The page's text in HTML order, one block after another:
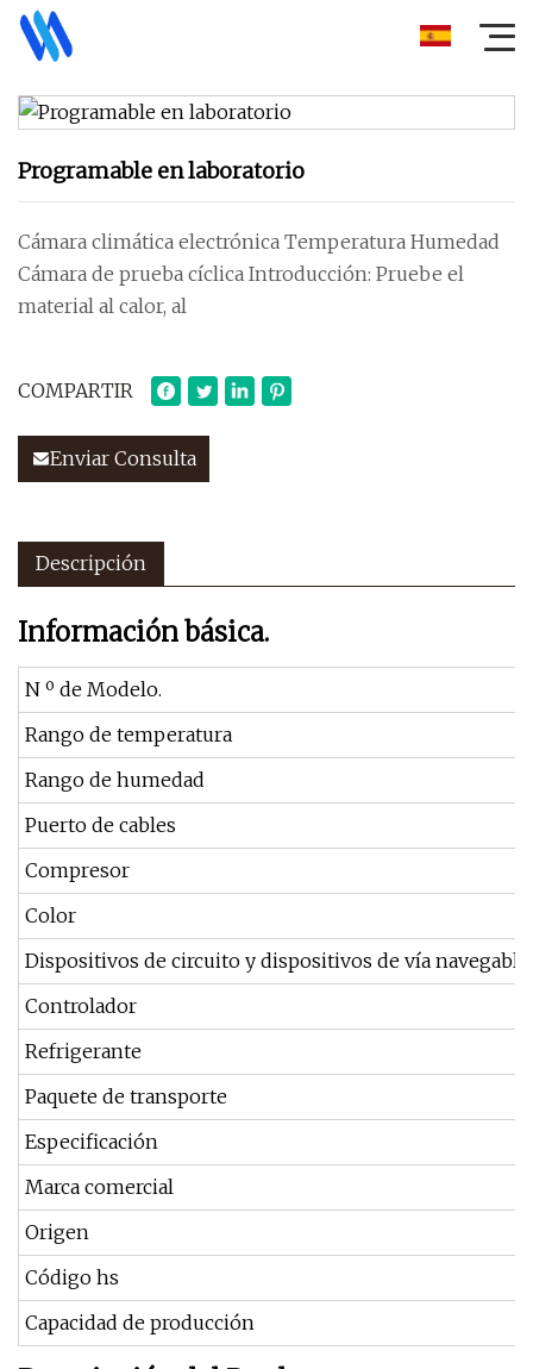
Programable en laboratorio
Cámara climática electrónica Temperatura Humedad
Cámara de prueba cíclica Introducción: Pruebe el
material al calor, al
COMPARTIR
Enviar Consulta
Descripción
Información básica.
N º de Modelo.
Rango de temperatura
Rango de humedad
Puerto de cables
Compresor
Color
Dispositivos de circuito y dispositivos de vía navegable
Controlador
Refrigerante
Paquete de transporte
Especificación
Marca comercial
Origen
Código hs
Capacidad de producción